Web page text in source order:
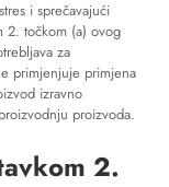
i sprečavajući
2. točkom (a) ovog
za
primjenjuje primjena
izravno
proizvoda.
2.